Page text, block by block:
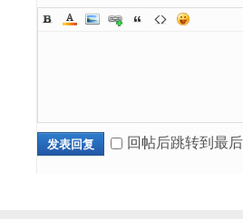
发表回复 回帖后跳转到最